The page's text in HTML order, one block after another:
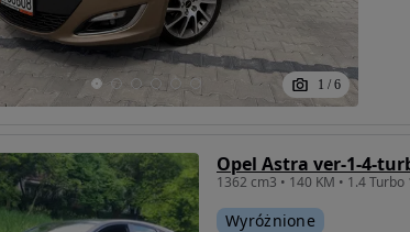
1 / 6
Opel Astra ver-1-4-
1362 cm3 • 140 KM • 1.4
Wyróżnione